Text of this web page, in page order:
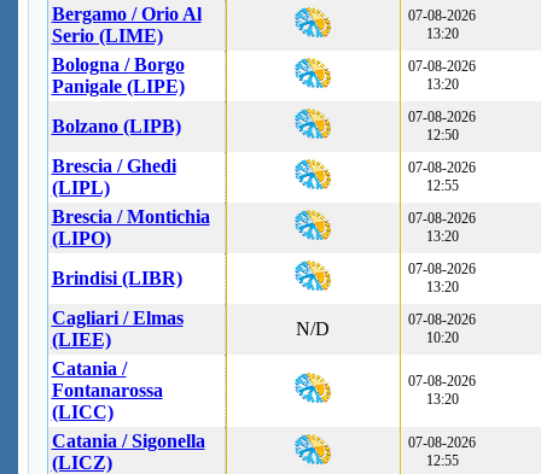
Bergamo / Orio Al
Serio (LIME)
07-08-2026
13:20
Bologna / Borgo
Panigale (LIPE)
07-08-2026
13:20
Bolzano (LIPB)
07-08-2026
12:50
Brescia / Ghedi
(LIPL)
07-08-2026
12:55
Brescia / Montichia
(LIPO)
07-08-2026
13:20
Brindisi (LIBR)
07-08-2026
13:20
Cagliari / Elmas
(LIEE)
N/D
07-08-2026
10:20
Catania /
Fontanarossa
(LICC)
07-08-2026
13:20
Catania / Sigonella
(LICZ)
07-08-2026
12:55